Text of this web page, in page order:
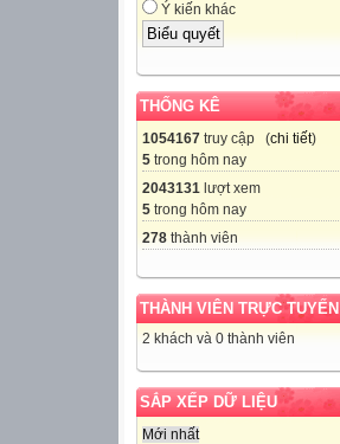
Ý kiến khác
THỐNG KÊ
1054167 truy cập (chi tiết)
5 trong hôm nay
2043131 lượt xem
5 trong hôm nay
278 thành viên
THÀNH VIÊN TRỰC TUYẾN
2 khách và 0 thành viên
SẮP XẾP DỮ LIỆU
Mới nhất